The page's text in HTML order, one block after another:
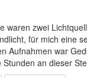
waren zwei
für mich eine
Aufnahmen war
an dieser